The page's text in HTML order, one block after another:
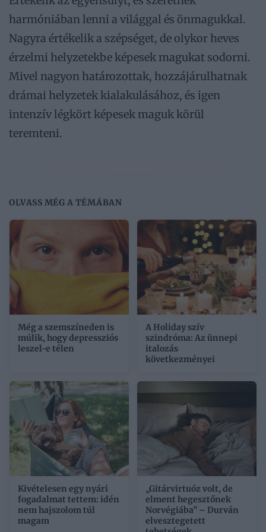
harmóniában lenni a világgal és önmagukkal.
Nagyra értékelik a szépséget, de olykor heves
érzelmi helyzetekbe képesek magukat sodorni.
Mivel nagyon határozottak, hozzájárulhatnak
drámai helyzetek kialakulásához, és igen
intenzív légkört képesek maguk körül
teremteni.
OLVASS MÉG A TÉMÁBAN
Még a szemszíneden is
múlik, hogy depressziós
leszel-e télen
A Holiday szív
szindróma: Az ünnepi
italozás
következményei
Kivételesen egy nyári
fogadalmat tettem: idén
nem hajszolom túl
magam
„Gitárvirtuóz volt, de
elment hegesztőnek
Norvégiába” – Durván
elvesztegetett